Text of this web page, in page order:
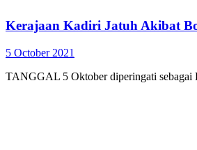
Kerajaan Kadiri Jatuh Akibat
5 October 2021
TANGGAL 5 Oktober diperingati sebagai